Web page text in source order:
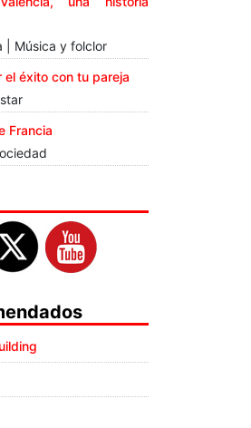
| Música y folclor
éxito con tu pareja
Francia